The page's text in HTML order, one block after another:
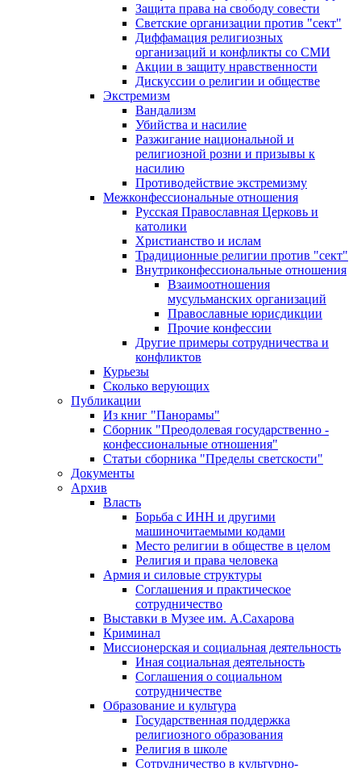
Защита права на свободу совести
Светские организации против "сект"
Диффамация религиозных
организаций и конфликты со СМИ
Акции в защиту нравственности
Дискуссии о религии и обществе
Экстремизм
Вандализм
Убийства и насилие
Разжигание национальной и
религиозной розни и призывы к
насилию
Противодействие экстремизму
Межконфессиональные отношения
Русская Православная Церковь и
католики
Христианство и ислам
Традиционные религии против "сект"
Внутриконфессиональные отношения
Взаимоотношения
мусульманских организаций
Православные юрисдикции
Прочие конфессии
Другие примеры сотрудничества и
конфликтов
Курьезы
Сколько верующих
Публикации
Из книг "Панорамы"
Сборник "Преодолевая государственно -
конфессиональные отношения"
Статьи сборника "Пределы светскости"
Документы
Архив
Власть
Борьба с ИНН и другими
машиночитаемыми кодами
Место религии в обществе в целом
Религия и права человека
Армия и силовые структуры
Соглашения и практическое
сотрудничество
Выставки в Музее им. А.Сахарова
Криминал
Миссионерская и социальная деятельность
Иная социальная деятельность
Соглашения о социальном
сотрудничестве
Образование и культура
Государственная поддержка
религиозного образования
Религия в школе
Сотрудничество в культурно-